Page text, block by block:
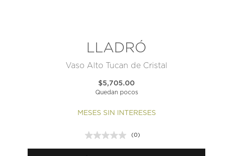
LLADRÓ
Vaso Alto Tucan de Cristal
$5,705.00
Quedan pocos
MESES SIN INTERESES
Sin
puntuación.
(0)